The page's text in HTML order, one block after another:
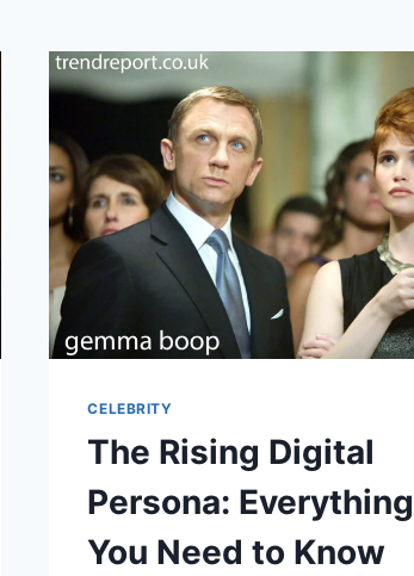
CELEBRITY
The Rising Digital
Persona: Everything
You Need to Know